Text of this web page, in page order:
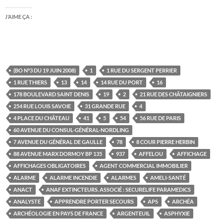
J’AIME ÇA :
(BO N°3 DU 19 JUIN 2008) 1
1 RUE DU SERGENT PERRIER
1 RUE THIERS
13 14 14 RUE DU PORT
16
178 BOULEVARD SAINT DENIS
19 2
21 RUE DES CHÂTAIGNIERS
254 RUE LOUIS SAVOIE
31 GRANDE RUE
4
4 PLACE DU CHÂTEAU
41 5 54
56 RUE DE PARIS
60 AVENUE DU CONSUL-GÉNÉRAL-NORDLING
7 AVENUE DU GÉNÉRAL DE GAULLE
78
8 COUR PIERRE HERBIN
88 AVENUE MARX DORMOY BP 135
937 AFFELOU
AFFICHAGE
AFFICHAGES OBLIGATOIRES
AGENT COMMERCIAL IMMOBILIER
ALARME
ALARME INCENDIE ALARMES
AMELI-SANTÉ
ANACT
ANAF EXTINCTEURS. ASSOCIÉ : SECURELIFE PARAMEDICS
ANALYSTE
APPRENDRE PORTER SECOURS APS
ARCHÉA
ARCHÉOLOGIE EN PAYS DE FRANCE
ARGENTEUIL
ASPHYXIE